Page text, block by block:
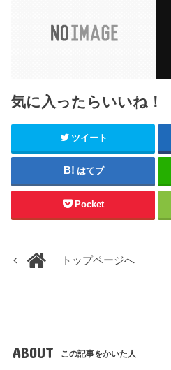
気に入ったらいいね！
ツイート
はてブ
Pocket
トップページへ
ABOUT この記事をかいた人